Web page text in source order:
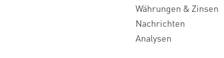
Währungen & Zinsen
Nachrichten
Analysen